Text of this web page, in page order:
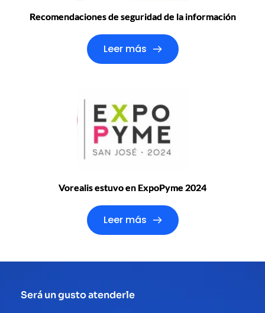
Recomendaciones de seguridad de la información
Leer más
Vorealis estuvo en ExpoPyme 2024
Leer más
Será un gusto atenderle